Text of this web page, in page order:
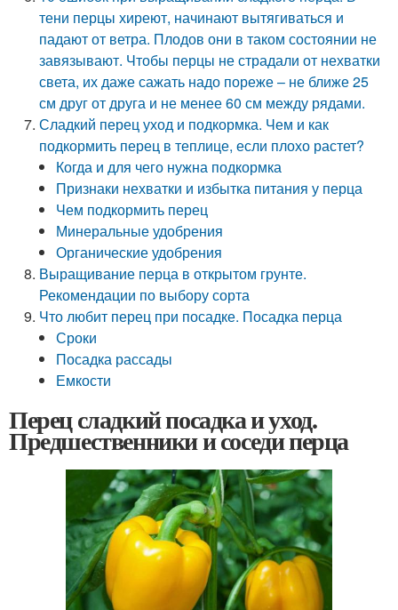
тени перцы хиреют, начинают вытягиваться и
падают от ветра. Плодов они в таком состоянии не
завязывают. Чтобы перцы не страдали от нехватки
света, их даже сажать надо пореже – не ближе 25
см друг от друга и не менее 60 см между рядами.
Сладкий перец уход и подкормка. Чем и как
подкормить перец в теплице, если плохо растет?
Когда и для чего нужна подкормка
Признаки нехватки и избытка питания у перца
Чем подкормить перец
Минеральные удобрения
Органические удобрения
Выращивание перца в открытом грунте.
Рекомендации по выбору сорта
Что любит перец при посадке. Посадка перца
Сроки
Посадка рассады
Емкости
Перец сладкий посадка и уход.
Предшественники и соседи перца